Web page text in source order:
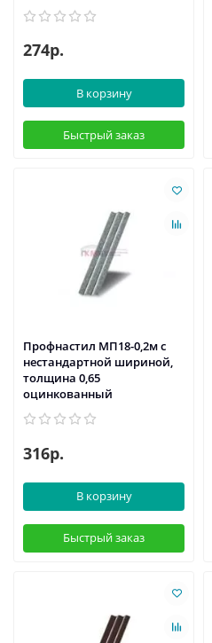
274р.
В корзину
Быстрый заказ
Профнастил МП18-0,2м с
нестандартной шириной,
толщина 0,65
оцинкованный
316р.
В корзину
Быстрый заказ